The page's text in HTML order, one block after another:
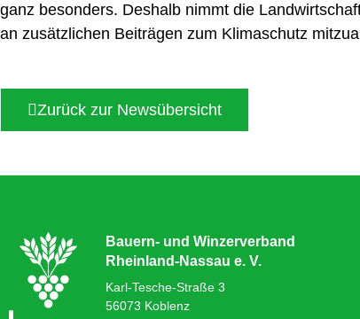
ganz besonders. Deshalb nimmt die
an zusätzlichen Beiträgen zum Klimaschutz
Zurück zur Newsübersicht
Bauern- und Winzerverband
Rheinland-Nassau e. V.
Karl-Tesche-Straße 3
56073 Koblenz